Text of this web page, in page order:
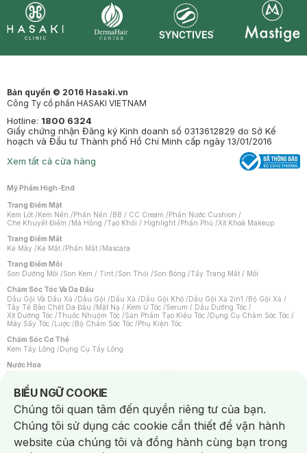
Bản quyền © 2016 Hasaki.vn
Công Ty cổ phần HASAKI VIETNAM
Hotline: 1800 6324
Giấy chứng nhận Đăng ký Kinh doanh số 0313612829 do Sở Kế
hoạch và Đầu tư Thành phố Hồ Chí Minh cấp ngày 13/01/2016
Xem tất cả cửa hàng
Mỹ Phẩm High-End
Trang Điểm Mặt
Kem Lót /Kem Nền /Phấn Nền /BB / CC Cream /Phấn Nước Cushion /
Che Khuyết Điểm /Má Hồng /Tạo Khối / Highlight /Phấn Phủ /Xịt Khoá Makeup
Trang Điểm Mắt
Kẻ Mày /Kẻ Mắt /Phấn Mắt /Mascara
Trang Điểm Môi
Son Dưỡng Môi /Son Kem / Tint /Son Thỏi /Son Bóng /Tẩy Trang Mắt / Môi
Chăm Sóc Tóc Và Da Đầu
Dầu Gội Và Dầu Xả /Dầu Gội /Dầu Xả /Dầu Gội Khô /Dầu Gội Xả 2in1 /Bộ Gội Xả /
Tẩy Tế Bào Chết Da Đầu /Mặt Nạ / Kem Ủ Tóc /Serum / Dầu Dưỡng Tóc /
Xịt Dưỡng Tóc /Thuốc Nhuộm Tóc /Sản Phẩm Tạo Kiểu Tóc /Dụng Cụ Chăm Sóc Tóc /
Máy Sấy Tóc /Lược /Bộ Chăm Sóc Tóc /Phụ Kiện Tóc
Chăm Sóc Cơ Thể
Kem Tẩy Lông /Dụng Cụ Tẩy Lông
Nước Hoa
Nước Hoa Nữ
Chăm Sóc Cá Nhân
Chống Muỗi /Khẩu Trang /Máy Massage/Mặt Nạ Xông Hơi /Nước Rửa Tay/
Sản Phẩm Chăm Sóc Khác /Bàn Chải Đánh Răng /Bàn Chải Điện/
Hỗ Trợ Trắng Răng/Kem Đánh Răng /Máy Tăm Nước/ Nước Súc Miệng/
Tăm / Chỉ Nha Khoa/ Xịt Thơm Miệng / Dung Dịch Vệ Sinh/Dưỡng Vùng Kín/
Khăn Ướt Vệ Sinh Vùng Kín/Băng Vệ Sinh/Tampon/Bọt Cạo Râu /Dao Cạo Râu/
Máy Cạo Râu
BIỂU NGỮ COOKIE
Notice about cookies usage
Chúng tôi quan tâm đến quyền riêng tư của bạn.
Chúng tôi sử dụng các cookie cần thiết để vận hành
website của chúng tôi và đồng hành cùng bạn trong